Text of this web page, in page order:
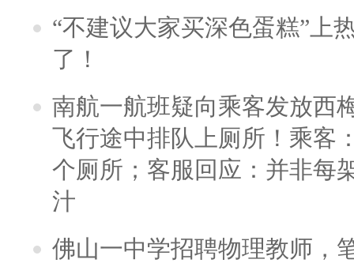
“不建议大家买深色蛋糕”上
了！
南航一航班疑向乘客发放西
飞行途中排队上厕所！乘客
个厕所；客服回应：并非每
汁
佛山一中学招聘物理教师，